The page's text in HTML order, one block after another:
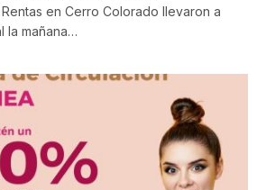
en Cerro Colorado llevaron a
la mañana…